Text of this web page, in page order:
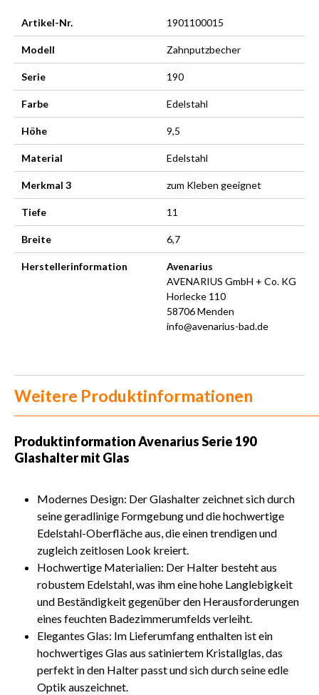
Artikel-Nr. 1901100015
Modell Zahnputzbecher
Serie 190
Farbe Edelstahl
Höhe 9,5
Material Edelstahl
Merkmal 3 zum Kleben geeignet
Tiefe 11
Breite 6,7
Herstellerinformation
Avenarius
AVENARIUS GmbH + Co. KG
Horlecke 110
58706 Menden
info@avenarius-bad.de
Weitere Produktinformationen
ProduktinformationAvenarius Serie 190
Glashalter mit Glas
Modernes Design: Der Glashalter zeichnet sich durch
seine geradlinige Formgebung und die hochwertige
Edelstahl-Oberfläche aus, die einen trendigen und
zugleich zeitlosen Look kreiert.
Hochwertige Materialien: Der Halter besteht aus
robustem Edelstahl, was ihm eine hohe Langlebigkeit
und Beständigkeit gegenüber den Herausforderungen
eines feuchten Badezimmerumfelds verleiht.
Elegantes Glas: Im Lieferumfang enthalten ist ein
hochwertiges Glas aus satiniertem Kristallglas, das
perfekt in den Halter passt und sich durch seine edle
Optik auszeichnet.